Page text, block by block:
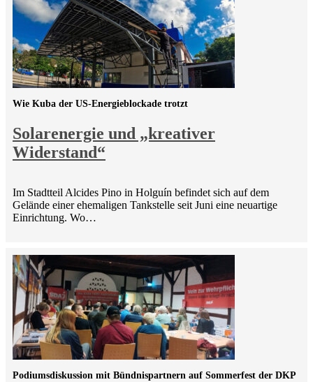
Solarenergie und „kreativer
Widerstand“
Wie Kuba der US-Energieblockade trotzt
Im Stadtteil Alcides Pino in Holguín befindet sich auf dem
Gelände einer ehemaligen Tankstelle seit Juni eine neuartige
Einrichtung. Wo…
Podiumsdiskussion mit Bündnispartnern auf Sommerfest der DKP